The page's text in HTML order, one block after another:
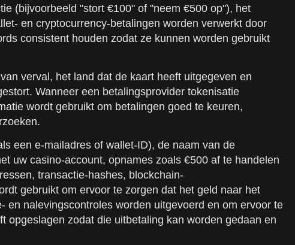
(bijvoorbeeld "stort €100" of "neem €500 op"), het
en cryptocurrency-betalingen worden verwerkt door
consistent houden zodat ze kunnen worden gebruikt
verval, het land dat de kaart heeft uitgegeven en
Wanneer een betalingsprovider tokenisatie
wordt gebruikt om betalingen goed te keuren,
een e-mailadres of wallet-ID), de naam van de
uw casino-account, opnames zoals €500 af te handelen
transactie-hashes, blockchain-
gebruikt om ervoor te zorgen dat het geld naar het
nalevingscontroles worden uitgevoerd en om ervoor te
opgeslagen zodat die uitbetaling kan worden gedaan en